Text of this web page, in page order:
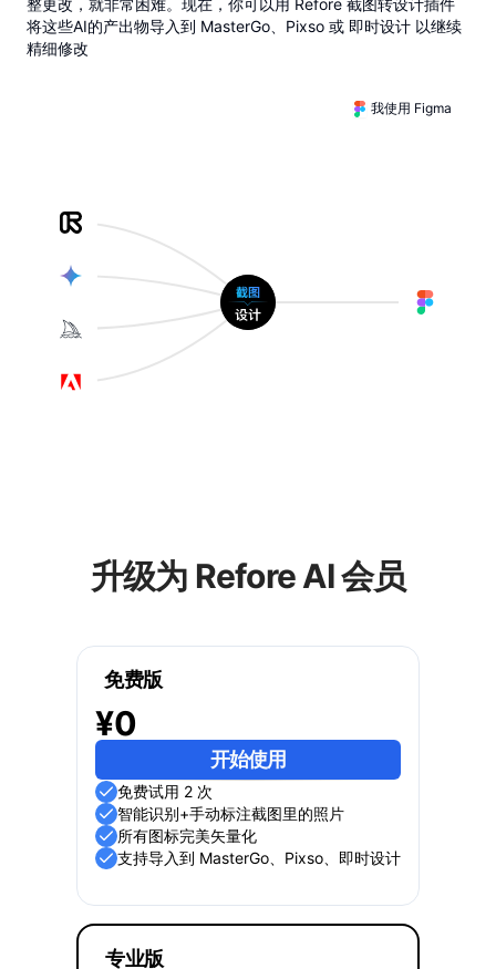
整更改，就非常困难。现在，你可以用 Refore 截图转设计插件
将这些AI的产出物导入到 MasterGo、Pixso 或 即时设计 以继续
精细修改
我使用 Figma
升级为 Refore AI 会员
免费版
¥0
开始使用
免费试用 2 次
智能识别+手动标注截图里的照片
所有图标完美矢量化
支持导入到 MasterGo、Pixso、即时设计
专业版